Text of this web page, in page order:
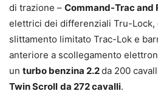
di trazione – Command-Trac and
elettrici dei differenziali Tru-Lock,
slittamento limitato Trac-Lok e
anteriore a scollegamento
un turbo benzina 2.2da 200
Twin Scroll da 272 cavalli.